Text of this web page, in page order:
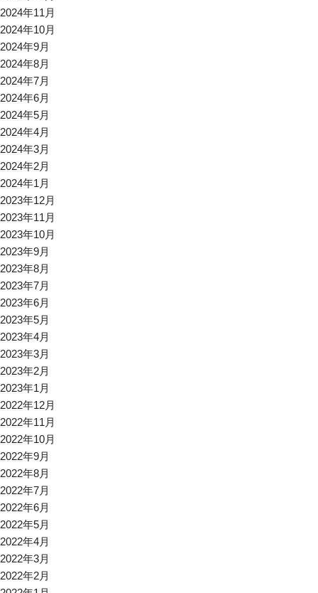
2024年11月
2024年10月
2024年9月
2024年8月
2024年7月
2024年6月
2024年5月
2024年4月
2024年3月
2024年2月
2024年1月
2023年12月
2023年11月
2023年10月
2023年9月
2023年8月
2023年7月
2023年6月
2023年5月
2023年4月
2023年3月
2023年2月
2023年1月
2022年12月
2022年11月
2022年10月
2022年9月
2022年8月
2022年7月
2022年6月
2022年5月
2022年4月
2022年3月
2022年2月